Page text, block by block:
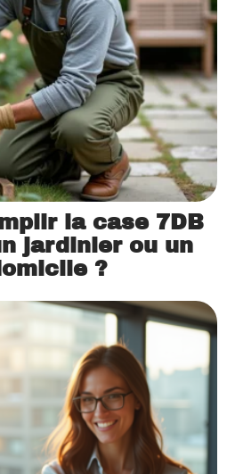
la case 7DB
jardinier ou un
?